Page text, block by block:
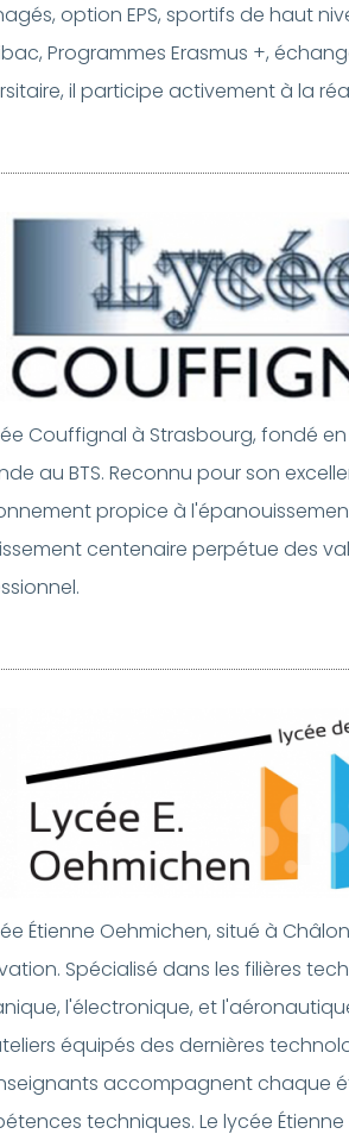
option EPS, sportifs de haut
Programmes Erasmus +,
il participe activement à la
Couffignal à Strasbourg, fondé
au BTS. Reconnu pour son
propice à
centenaire perpétue des
Étienne Oehmichen, situé à
Spécialisé dans les filières
l'électronique, et
équipés des dernières
accompagnent chaque
techniques. Le lycée